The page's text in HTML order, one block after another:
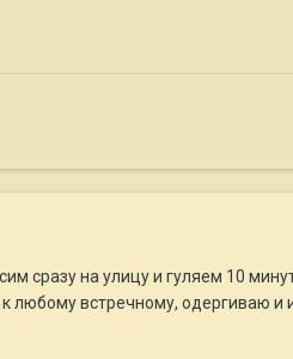
сразу на улицу и гуляем 10
встречному, одергиваю и